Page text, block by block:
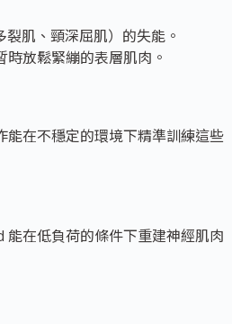
肌、頸深屈肌）的失能。
放鬆緊繃的表層肌肉。
在不穩定的環境下精準訓練這些
在低負荷的條件下重建神經肌肉